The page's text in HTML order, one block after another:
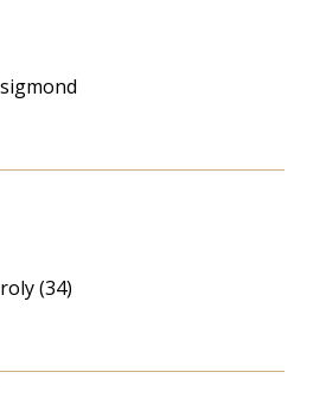
(34)